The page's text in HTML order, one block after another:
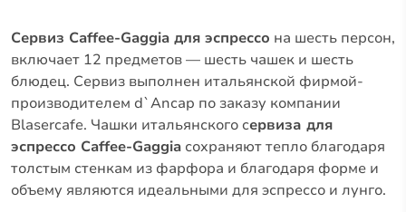
Сервиз Caffee-Gaggia для эспрессо на шесть персон,
включает 12 предметов — шесть чашек и шесть
блюдец. Сервиз выполнен итальянской фирмой-
производителем d`Ancap по заказу компании
Blasercafe. Чашки итальянского cервиза для
эспрессо Caffee-Gaggia сохраняют тепло благодаря
толстым стенкам из фарфора и благодаря форме и
объему являются идеальными для эспрессо и лунго.